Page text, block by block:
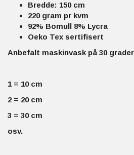
Bredde: 150 cm
220 gram pr kvm
92% Bomull 8% Lycra
Oeko Tex sertifisert
Anbefalt maskinvask på 30
1 = 10 cm
2 = 20 cm
3 = 30 cm
osv.